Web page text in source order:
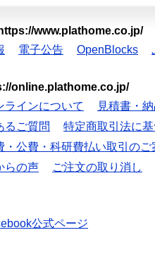
https://www.plathome.co.jp/
電子公告 OpenBlocks
online.plathome.co.jp/
ラインについて
見積書・
るご質問
特定商取引法に
・公費・科研費払い取引のご
らの声 ご注文の取り消し
公式ページ